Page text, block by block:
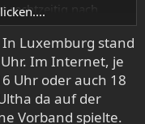
rechtzeitig nach
Trip :(
gekommen, eine
schon immer
Luxemburg stand
Im Internet, je
Uhr oder auch 18
da auf der
Vorband spielte.